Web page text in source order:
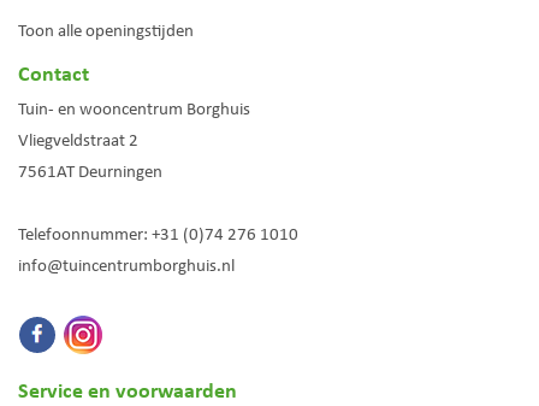
Toon alle openingstijden
Contact
Tuin- en wooncentrum Borghuis
Vliegveldstraat 2
7561AT Deurningen
Telefoonnummer: +31 (0)74 276 1010
info@tuincentrumborghuis.nl
Service en voorwaarden